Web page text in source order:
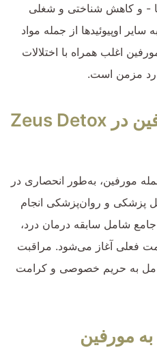
- و کاهش شناختی و شغلی
اوپیوئیدها از جمله مواد
اغلب همراه با اختلالات
مزمن است.
درمان اعتیاد به مورفین در Zeus Detox
مورفین، به‌طور انحصاری در
پزشکی و روان‌پزشکی انجام
جامع شامل سابقه درمان درد،
فعلی آغاز می‌شود. مراقبت
به حریم خصوصی و کرامت
مورفین